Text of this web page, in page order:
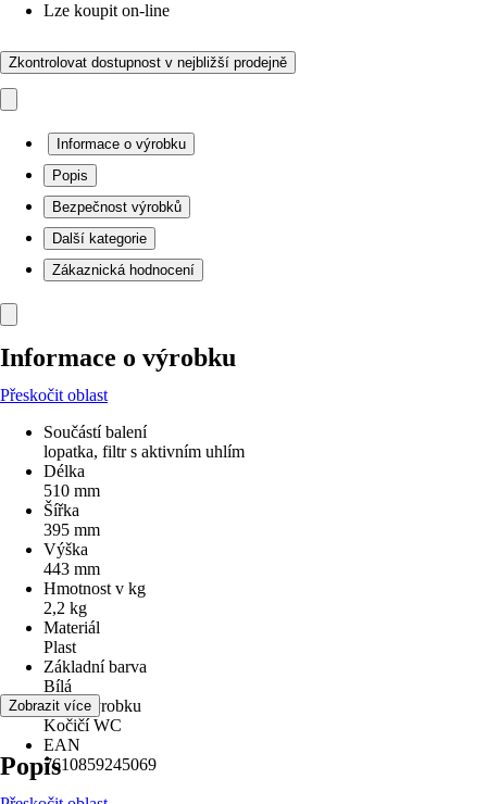
Lze koupit on-line
Zkontrolovat dostupnost v nejbližší prodejně
Informace o výrobku
Popis
Bezpečnost výrobků
Další kategorie
Zákaznická hodnocení
Informace o výrobku
Přeskočit oblast
Součástí balení
lopatka, filtr s aktivním uhlím
Délka
510 mm
Šířka
395 mm
Výška
443 mm
Hmotnost v kg
2,2 kg
Materiál
Plast
Základní barva
Bílá
Druh výrobku
Kočičí WC
EAN
7610859245069
Zobrazit více
Popis